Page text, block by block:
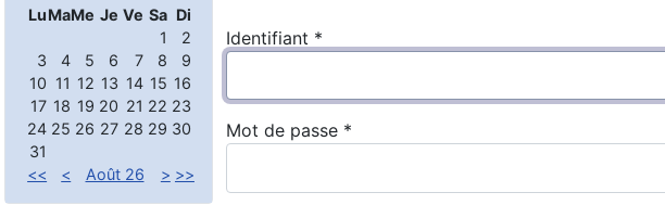
LuMaMe Je Ve Sa Di
1
2
3
4 5 6 7 8
9
10 11 12 13 14 15 16
17 18 19 20 21 22 23
24 25 26 27 28 29 30
31
<<
< Août 26 > >>
Identifiant *
Mot de passe *